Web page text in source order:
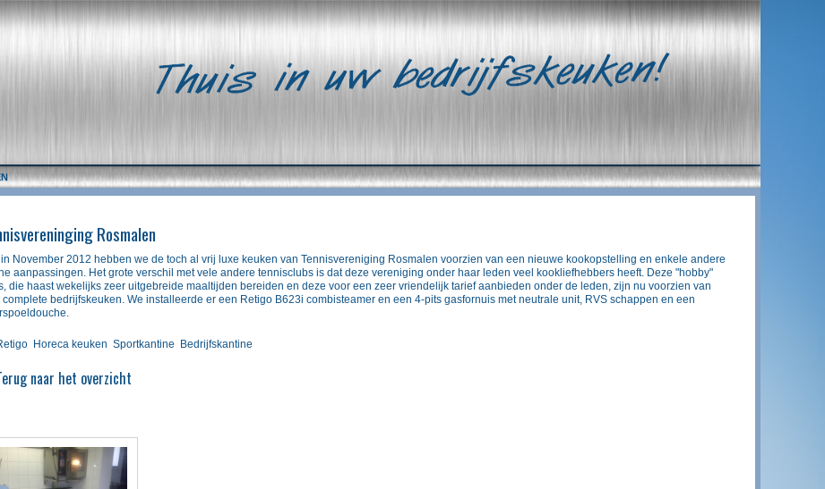
Rosmalen
November 2012 hebben we de toch al vrij luxe keuken van Tennisvereniging Rosmalen voorzien van een nieuwe kookopstelling en enkele andere
aanpassingen. Het grote verschil met vele andere tennisclubs is dat deze vereniging onder haar leden veel kookliefhebbers heeft. Deze "hobby"
die haast wekelijks zeer uitgebreide maaltijden bereiden en deze voor een zeer vriendelijk tarief aanbieden onder de leden, zijn nu voorzien van
complete bedrijfskeuken. We installeerde er een Retigo B623i combisteamer en een 4-pits gasfornuis met neutrale unit, RVS schappen en een
Horeca keuken Sportkantine Bedrijfskantine
naar het overzicht